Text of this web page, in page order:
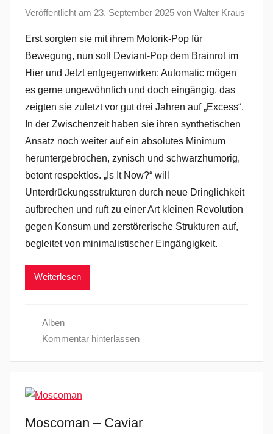
Veröffentlicht am 23. September 2025 von Walter Kraus
Erst sorgten sie mit ihrem Motorik-Pop für
Bewegung, nun soll Deviant-Pop dem Brainrot im
Hier und Jetzt entgegenwirken: Automatic mögen
es gerne ungewöhnlich und doch eingängig, das
zeigten sie zuletzt vor gut drei Jahren auf „Excess“.
In der Zwischenzeit haben sie ihren synthetischen
Ansatz noch weiter auf ein absolutes Minimum
heruntergebrochen, zynisch und schwarzhumorig,
betont respektlos. „Is It Now?“ will
Unterdrückungsstrukturen durch neue Dringlichkeit
aufbrechen und ruft zu einer Art kleinen Revolution
gegen Konsum und zerstörerische Strukturen auf,
begleitet von minimalistischer Eingängigkeit.
Weiterlesen
Alben
Kommentar hinterlassen
Moscoman – Caviar